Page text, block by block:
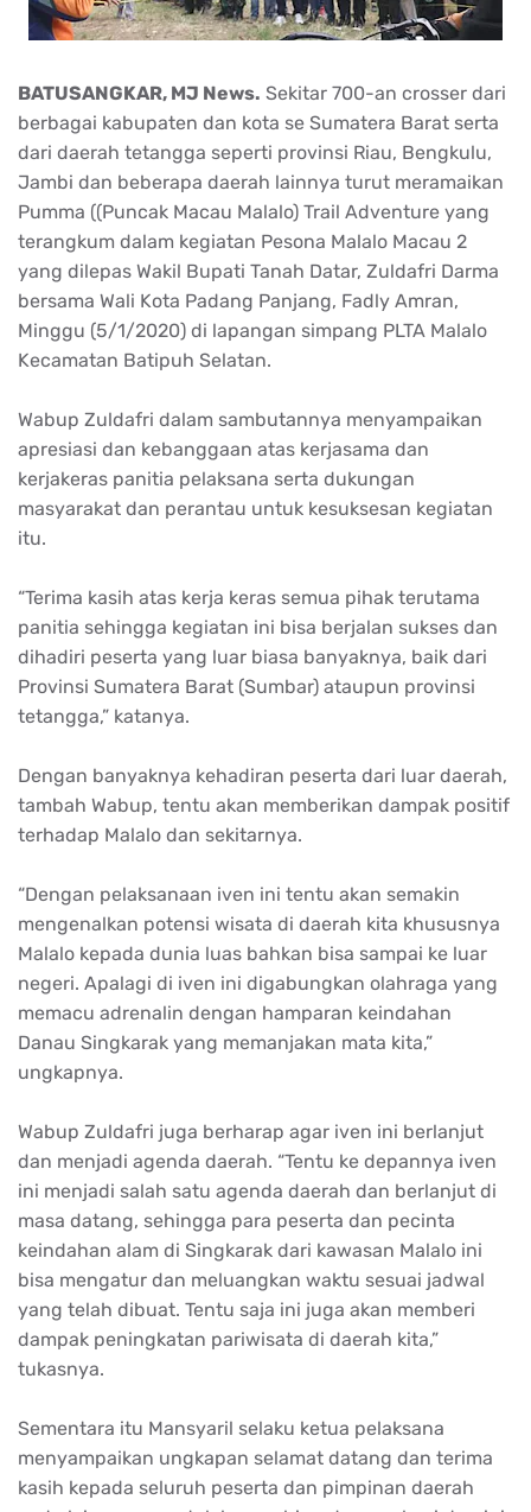
BATUSANGKAR, MJ News. Sekitar 700-an crosser dari
berbagai kabupaten dan kota se Sumatera Barat serta
dari daerah tetangga seperti provinsi Riau, Bengkulu,
Jambi dan beberapa daerah lainnya turut meramaikan
Pumma ((Puncak Macau Malalo) Trail Adventure yang
terangkum dalam kegiatan Pesona Malalo Macau 2
yang dilepas Wakil Bupati Tanah Datar, Zuldafri Darma
bersama Wali Kota Padang Panjang, Fadly Amran,
Minggu (5/1/2020) di lapangan simpang PLTA Malalo
Kecamatan Batipuh Selatan.
Wabup Zuldafri dalam sambutannya menyampaikan
apresiasi dan kebanggaan atas kerjasama dan
kerjakeras panitia pelaksana serta dukungan
masyarakat dan perantau untuk kesuksesan kegiatan
itu.
“Terima kasih atas kerja keras semua pihak terutama
panitia sehingga kegiatan ini bisa berjalan sukses dan
dihadiri peserta yang luar biasa banyaknya, baik dari
Provinsi Sumatera Barat (Sumbar) ataupun provinsi
tetangga,” katanya.
Dengan banyaknya kehadiran peserta dari luar daerah,
tambah Wabup, tentu akan memberikan dampak positif
terhadap Malalo dan sekitarnya.
“Dengan pelaksanaan iven ini tentu akan semakin
mengenalkan potensi wisata di daerah kita khususnya
Malalo kepada dunia luas bahkan bisa sampai ke luar
negeri. Apalagi di iven ini digabungkan olahraga yang
memacu adrenalin dengan hamparan keindahan
Danau Singkarak yang memanjakan mata kita,”
ungkapnya.
Wabup Zuldafri juga berharap agar iven ini berlanjut
dan menjadi agenda daerah. “Tentu ke depannya iven
ini menjadi salah satu agenda daerah dan berlanjut di
masa datang, sehingga para peserta dan pecinta
keindahan alam di Singkarak dari kawasan Malalo ini
bisa mengatur dan meluangkan waktu sesuai jadwal
yang telah dibuat. Tentu saja ini juga akan memberi
dampak peningkatan pariwisata di daerah kita,”
tukasnya.
Sementara itu Mansyaril selaku ketua pelaksana
menyampaikan ungkapan selamat datang dan terima
kasih kepada seluruh peserta dan pimpinan daerah